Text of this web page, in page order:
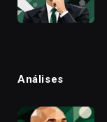
Análises